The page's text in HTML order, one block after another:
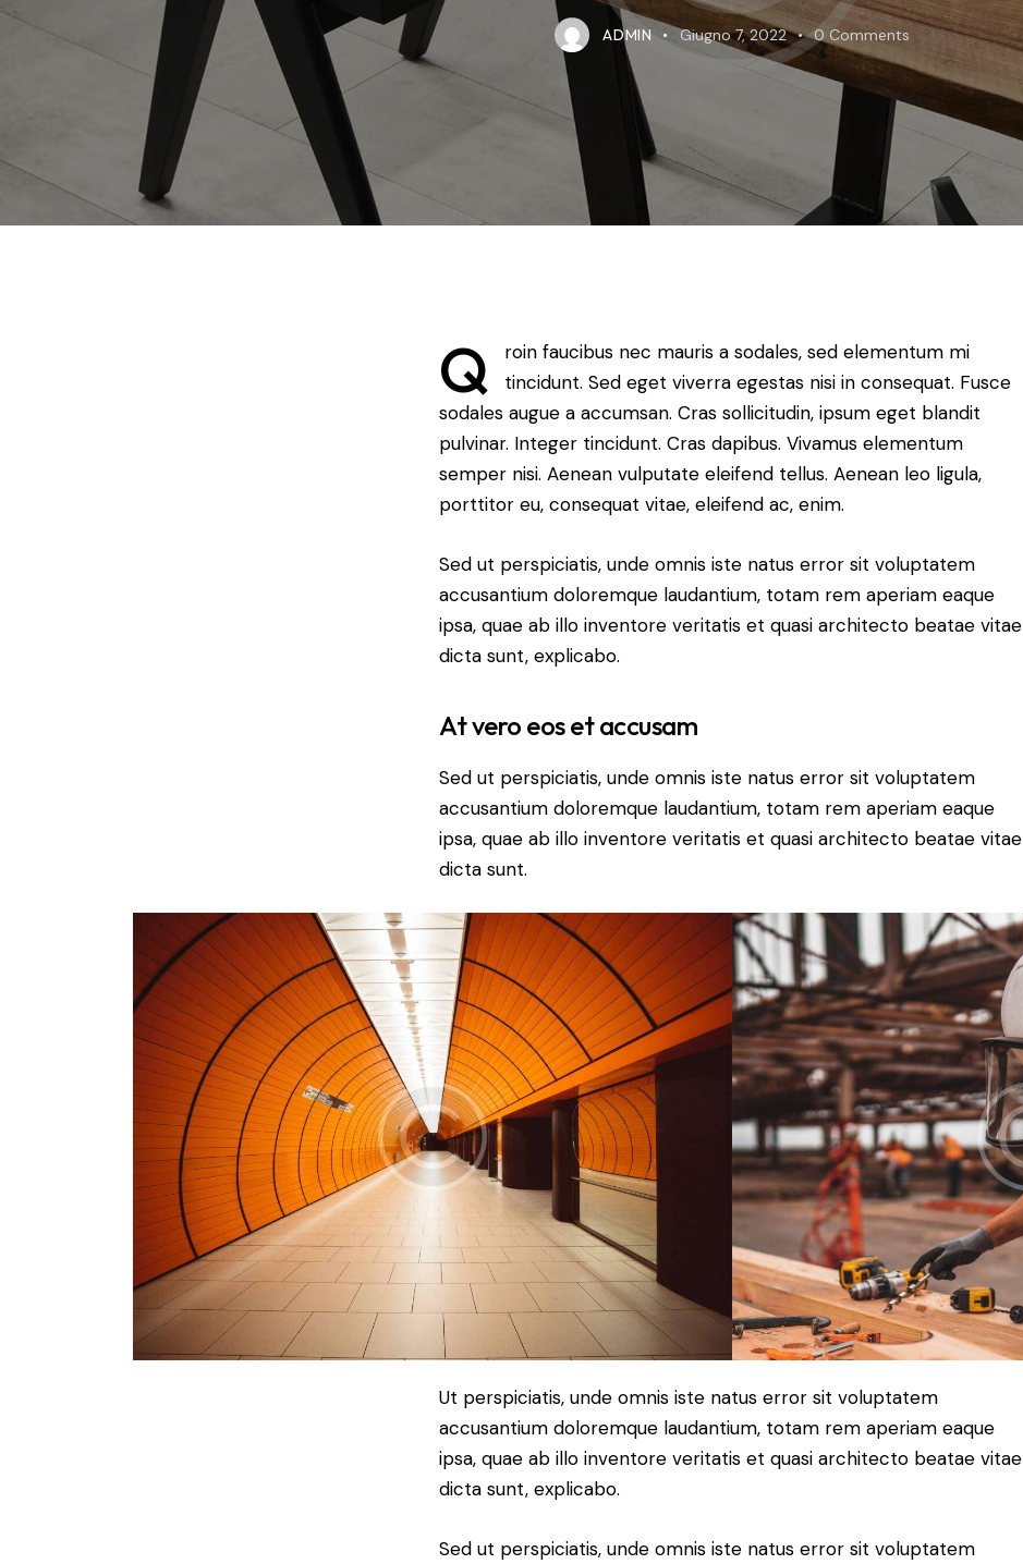
ADMIN Giugno 7, 2022 0 Comments
Q
roin faucibus nec mauris a sodales, sed elementum mi
tincidunt. Sed eget viverra egestas nisi in consequat. Fusce
sodales augue a accumsan. Cras sollicitudin, ipsum eget blandit
pulvinar. Integer tincidunt. Cras dapibus. Vivamus elementum
semper nisi. Aenean vulputate eleifend tellus. Aenean leo ligula,
porttitor eu, consequat vitae, eleifend ac, enim.
Sed ut perspiciatis, unde omnis iste natus error sit voluptatem
accusantium doloremque laudantium, totam rem aperiam eaque
ipsa, quae ab illo inventore veritatis et quasi architecto beatae vitae
dicta sunt, explicabo.
At vero eos et accusam
Sed ut perspiciatis, unde omnis iste natus error sit voluptatem
accusantium doloremque laudantium, totam rem aperiam eaque
ipsa, quae ab illo inventore veritatis et quasi architecto beatae vitae
dicta sunt.
Ut perspiciatis, unde omnis iste natus error sit voluptatem
accusantium doloremque laudantium, totam rem aperiam eaque
ipsa, quae ab illo inventore veritatis et quasi architecto beatae vitae
dicta sunt, explicabo.
Sed ut perspiciatis, unde omnis iste natus error sit voluptatem